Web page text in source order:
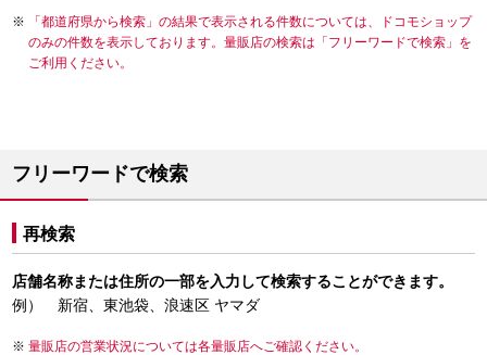
「都道府県から検索」の結果で表示される件数については、ドコモショップ
のみの件数を表示しております。量販店の検索は「フリーワードで検索」を
ご利用ください。
フリーワードで検索
再検索
店舗名称または住所の一部を入力して検索することができます。
例） 新宿、東池袋、浪速区 ヤマダ
量販店の営業状況については各量販店へご確認ください。